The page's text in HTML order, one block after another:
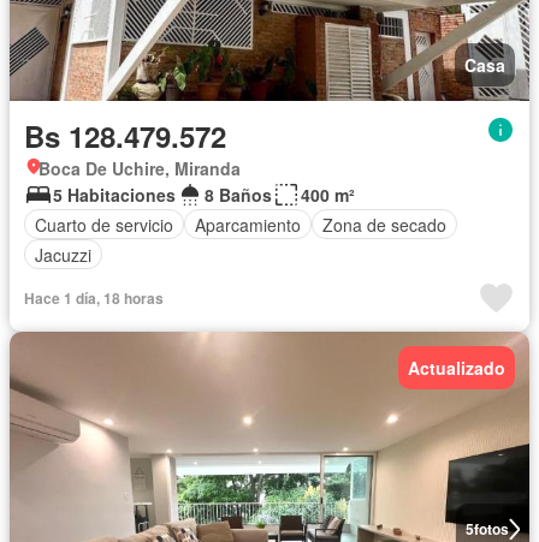
Casa
Bs 128.479.572
Boca De Uchire, Miranda
5 Habitaciones
8 Baños
400 m²
Cuarto de servicio
Aparcamiento
Zona de secado
Jacuzzi
Hace 1 día, 18 horas
5fotos
Actualizado